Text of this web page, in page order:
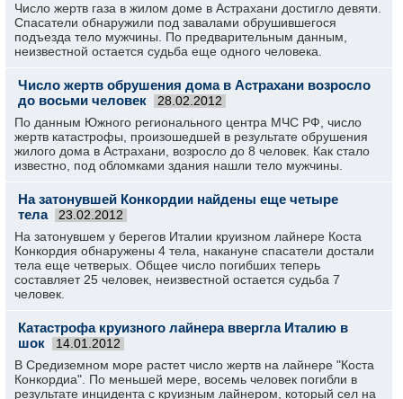
Число жертв газа в жилом доме в Астрахани достигло девяти.
Спасатели обнаружили под завалами обрушившегося
подъезда тело мужчины. По предварительным данным,
неизвестной остается судьба еще одного человека.
Число жертв обрушения дома в Астрахани возросло
до восьми человек
28.02.2012
По данным Южного регионального центра МЧС РФ, число
жертв катастрофы, произошедшей в результате обрушения
жилого дома в Астрахани, возросло до 8 человек. Как стало
известно, под обломками здания нашли тело мужчины.
На затонувшей Конкордии найдены еще четыре
тела
23.02.2012
На затонувшем у берегов Италии круизном лайнере Коста
Конкордия обнаружены 4 тела, накануне спасатели достали
тела еще четверых. Общее число погибших теперь
составляет 25 человек, неизвестной остается судьба 7
человек.
Катастрофа круизного лайнера ввергла Италию в
шок
14.01.2012
В Средиземном море растет число жертв на лайнере "Коста
Конкордиа". По меньшей мере, восемь человек погибли в
результате инцидента с круизным лайнером, который сел на